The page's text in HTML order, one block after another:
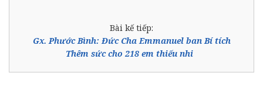
Bài kế tiếp:
Gx. Phước Bình: Đức Cha Emmanuel ban Bí tích
Thêm sức cho 218 em thiếu nhi